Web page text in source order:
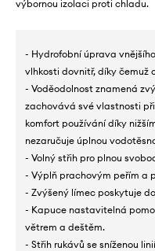
výbornou izolaci proti chladu.
- Hydrofobní úprava
vlhkosti dovnitř, díky čemuž
- Voděodolnost znamená
zachovává své vlastnosti
komfort používání díky
nezaručuje úplnou
- Volný střih pro plnou
- Výplň prachovým peřím a
- Zvýšený límec poskytuje
- Kapuce nastavitelná
větrem a deštěm.
- Střih rukávů se sníženou